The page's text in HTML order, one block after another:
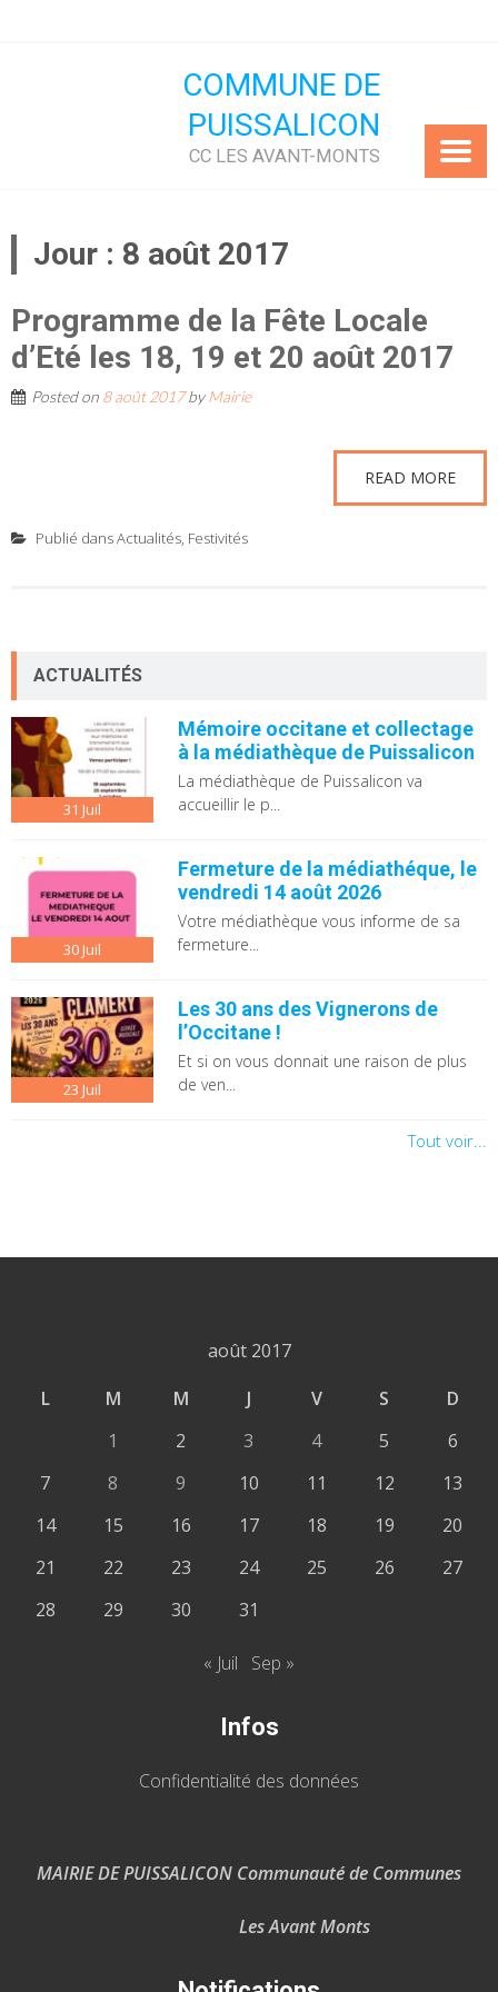
COMMUNE DE
PUISSALICON
CC LES AVANT-MONTS
Jour : 8 août 2017
Programme de la Fête Locale
d’Eté les 18, 19 et 20 août 2017
Posted on 8 août 2017byMairie
READ MORE
Publié dansActualités, Festivités
ACTUALITÉS
31 Juil
Mémoire occitane et collectage
à la médiathèque de Puissalicon
La médiathèque de Puissalicon va
accueillir le p...
30Juil
Fermeture de la médiathéque, le
vendredi 14 août 2026
Votre médiathèque vous informe de sa
fermeture...
23 Juil
Les 30 ans des Vignerons de
l’Occitane !
Et si on vous donnait une raison de plus
de ven...
Tout voir...
août 2017
L
M M J V S
D
1
2 3 4 5
6
7
8 9 10 11 12
13
14
15 16 17 18 19
20
21
22 23 24 25 26
27
28
29 30 31
« Juil Sep »
Infos
Confidentialité des données
MAIRIE DE PUISSALICON Communauté de Communes
Les Avant Monts